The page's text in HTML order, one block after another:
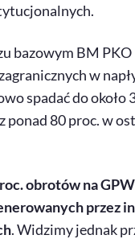
bazowym BM PKO
w
spadać do około
ponad 80 proc. w
obrotów na
przez
. Widzimy jednak